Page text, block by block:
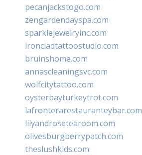
pecanjackstogo.com
zengardendayspa.com
sparklejewelryinc.com
ironcladtattoostudio.com
bruinshome.com
annascleaningsvc.com
wolfcitytattoo.com
oysterbayturkeytrot.com
lafronterarestauranteybar.com
lilyandrosetearoom.com
olivesburgberrypatch.com
theslushkids.com